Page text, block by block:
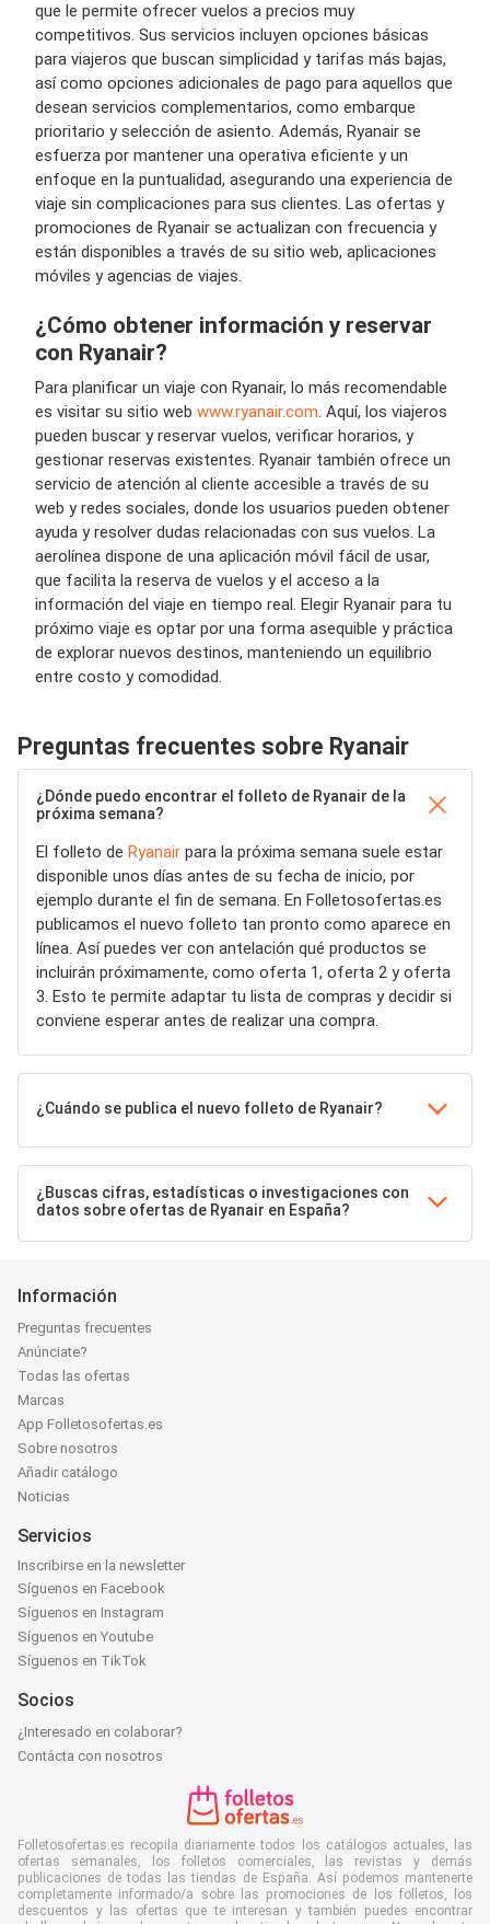
que le permite ofrecer vuelos a precios muy
competitivos. Sus servicios incluyen opciones básicas
para viajeros que buscan simplicidad y tarifas más bajas,
así como opciones adicionales de pago para aquellos que
desean servicios complementarios, como embarque
prioritario y selección de asiento. Además, Ryanair se
esfuerza por mantener una operativa eficiente y un
enfoque en la puntualidad, asegurando una experiencia de
viaje sin complicaciones para sus clientes. Las ofertas y
promociones de Ryanair se actualizan con frecuencia y
están disponibles a través de su sitio web, aplicaciones
móviles y agencias de viajes.
¿Cómo obtener información y reservar
con Ryanair?
Para planificar un viaje con Ryanair, lo más recomendable
es visitar su sitio web www.ryanair.com. Aquí, los viajeros
pueden buscar y reservar vuelos, verificar horarios, y
gestionar reservas existentes. Ryanair también ofrece un
servicio de atención al cliente accesible a través de su
web y redes sociales, donde los usuarios pueden obtener
ayuda y resolver dudas relacionadas con sus vuelos. La
aerolínea dispone de una aplicación móvil fácil de usar,
que facilita la reserva de vuelos y el acceso a la
información del viaje en tiempo real. Elegir Ryanair para tu
próximo viaje es optar por una forma asequible y práctica
de explorar nuevos destinos, manteniendo un equilibrio
entre costo y comodidad.
Preguntas frecuentes sobre Ryanair
¿Dónde puedo encontrar el folleto de Ryanair de la
próxima semana?
El folleto de Ryanair para la próxima semana suele estar
disponible unos días antes de su fecha de inicio, por
ejemplo durante el fin de semana. En Folletosofertas.es
publicamos el nuevo folleto tan pronto como aparece en
línea. Así puedes ver con antelación qué productos se
incluirán próximamente, como oferta 1, oferta 2 y oferta
3. Esto te permite adaptar tu lista de compras y decidir si
conviene esperar antes de realizar una compra.
¿Cuándo se publica el nuevo folleto de Ryanair?
¿Buscas cifras, estadísticas o investigaciones con
datos sobre ofertas de Ryanair en España?
Información
Preguntas frecuentes
Anúnciate?
Todas las ofertas
Marcas
App Folletosofertas.es
Sobre nosotros
Añadir catálogo
Noticias
Servicios
Inscribirse en la newsletter
Síguenos en Facebook
Síguenos en Instagram
Síguenos en Youtube
Síguenos en TikTok
Socios
¿Interesado en colaborar?
Contácta con nosotros
Folletosofertas.es recopila diariamente todos los catálogos actuales, las
ofertas semanales, los folletos comerciales, las revistas y demás
publicaciones de todas las tiendas de España. Así podemos mantenerte
completamente informado/a sobre las promociones de los folletos, los
descuentos y las ofertas que te interesan y también puedes encontrar